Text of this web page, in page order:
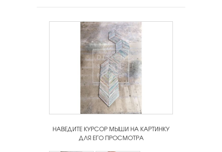
НАВЕДИТЕ КУРСОР МЫШИ НА КАРТИНКУ
ДЛЯ ЕГО ПРОСМОТРА